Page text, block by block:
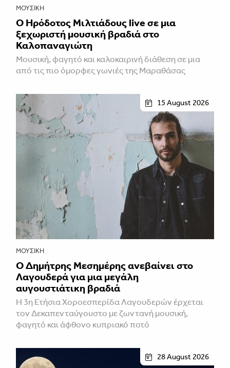
ΜΟΥΣΙΚΉ
Ο Ηρόδοτος Μιλτιάδους live σε μια
ξεχωριστή μουσική βραδιά στο
Καλοπαναγιώτη
Μουσική, φαγητό και καλοκαιρινή διάθεση σε μια
από τις πιο όμορφες γωνιές της Μαραθάσας
15 August 2026
ΜΟΥΣΙΚΉ
Ο Δημήτρης Μεσημέρης ανεβαίνει στο
Λαγουδερά για μια μεγάλη
αυγουστιάτικη βραδιά
Η 3η Ετήσια Χοροεσπερίδα Λαγουδερών έρχεται
τον Δεκαπενταύγουστο με ζωντανή μουσική,
φαγητό και άφθονο κυπριακό ποτό
28 August 2026